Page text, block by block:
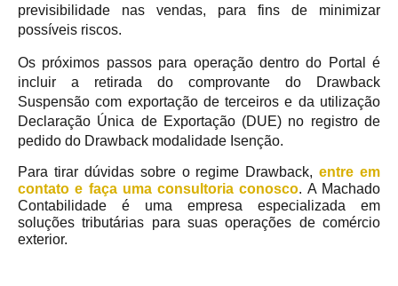
previsibilidade nas vendas, para fins de minimizar
possíveis riscos.
Os próximos passos para operação dentro do Portal é
incluir a retirada do comprovante do Drawback
Suspensão com exportação de terceiros e da utilização
Declaração Única de Exportação (DUE) no registro de
pedido do Drawback modalidade Isenção.
Para tirar dúvidas sobre o regime Drawback,entre em
contato e faça uma consultoria conosco. A Machado
Contabilidade é uma empresa especializada em
soluções tributárias para suas operações de comércio
exterior.